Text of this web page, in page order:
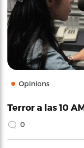
Opinions
Terror a las 10
0